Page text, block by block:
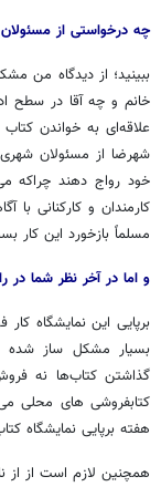
چه درخواستی از
ببینید؛ از دیدگاه من
خانم و چه آقا در سطح
علاقه‌ای به خواندن
شهرضا از مسئولان
خود رواج دهند چراکه
کارمندان و کارکنانی
مسلماً بازخورد این کار
و اما در آخر نظر شما در
برپایی این نمایشگاه
بسیار مشکل ساز شده
گذاشتن کتاب‌ها نه
کتابفروشی های محلی
هفته برپایی نمایشگاه
همچنین لازم است از از